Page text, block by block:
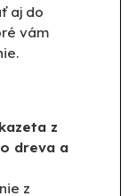
aj do
vám
z
dreva a
z